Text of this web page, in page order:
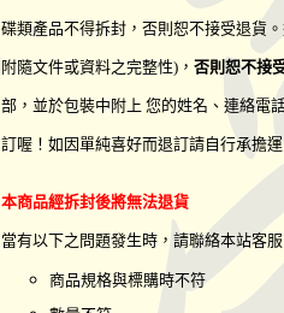
碟類產品不得拆封，否則恕不接受退貨
附隨文件或資料之完整性)， 否則恕不接
部，並於包裝中附上 您的姓名、連絡電
訂喔！如因單純喜好而退訂請自行承擔
本商品經拆封後將無法退貨
當有以下之問題發生時，請聯絡本站客
商品規格與標購時不符